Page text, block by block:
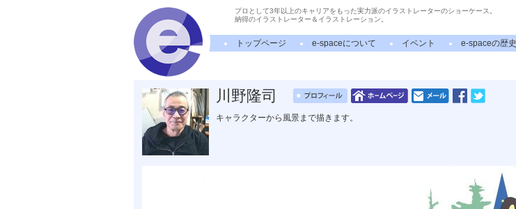
プロとして3年以上のキャリアをもった実力派のイラストレーターのショーケース。
納得のイラストレーター＆イラストレーション。
トップページ e-spaceについて イベント e-spaceの歴史
川野隆司
キャラクターから風景まで描きます。